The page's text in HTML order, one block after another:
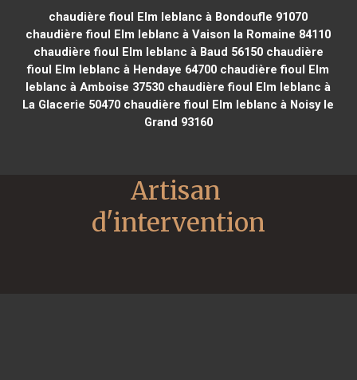
chaudière fioul Elm leblanc à Bondoufle 91070
chaudière fioul Elm leblanc à Vaison la Romaine 84110
chaudière fioul Elm leblanc à Baud 56150chaudière
fioul Elm leblanc à Hendaye 64700 chaudière fioul Elm
leblanc à Amboise 37530 chaudière fioul Elm leblanc à
La Glacerie 50470 chaudière fioul Elm leblanc à Noisy le
Grand 93160
Artisan
d'intervention